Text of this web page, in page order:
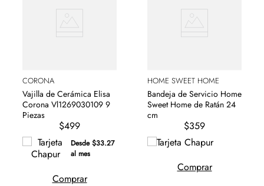
CORONA
Vajilla de Cerámica Elisa
Corona Vl1269030109 9
Piezas
$499
Desde $33.27
al mes
Comprar
HOME SWEET HOME
Bandeja de Servicio Home
Sweet Home de Ratán 24
cm
$359
Comprar